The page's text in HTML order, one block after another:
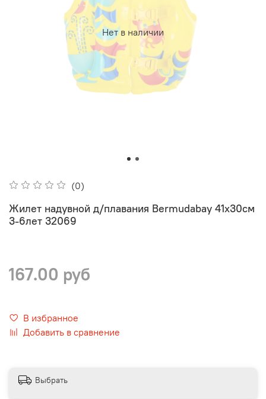
Нет в наличии
(0)
Жилет надувной д/плавания Bermudabay 41х30см
3-6лет 32069
167.00 руб
В избранное
Добавить в сравнение
Выбрать